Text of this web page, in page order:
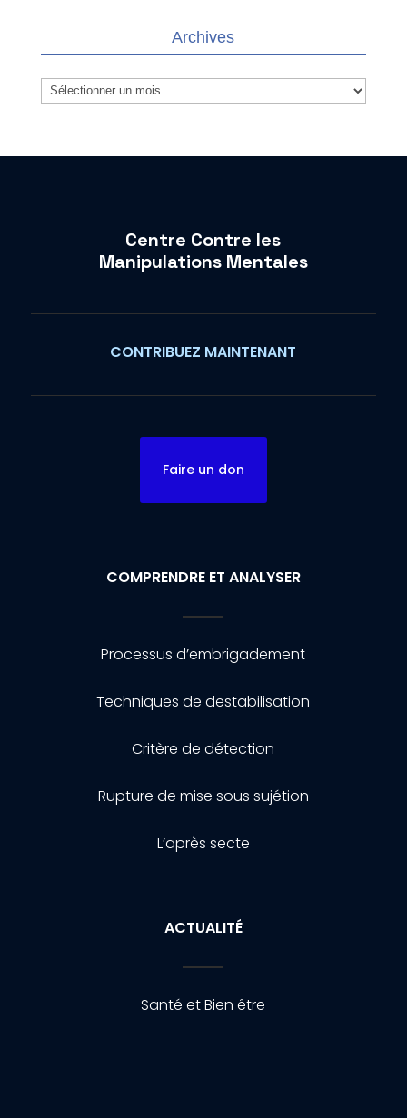
Archives
Archives
Centre Contre les
Manipulations Mentales
CONTRIBUEZ MAINTENANT
Faire un don
COMPRENDRE ET ANALYSER
Processus d’embrigadement
Techniques de destabilisation
Critère de détection
Rupture de mise sous sujétion
L’après secte
ACTUALITÉ
Santé et Bien être